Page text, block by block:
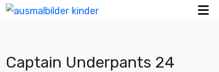
Captain Underpants 24